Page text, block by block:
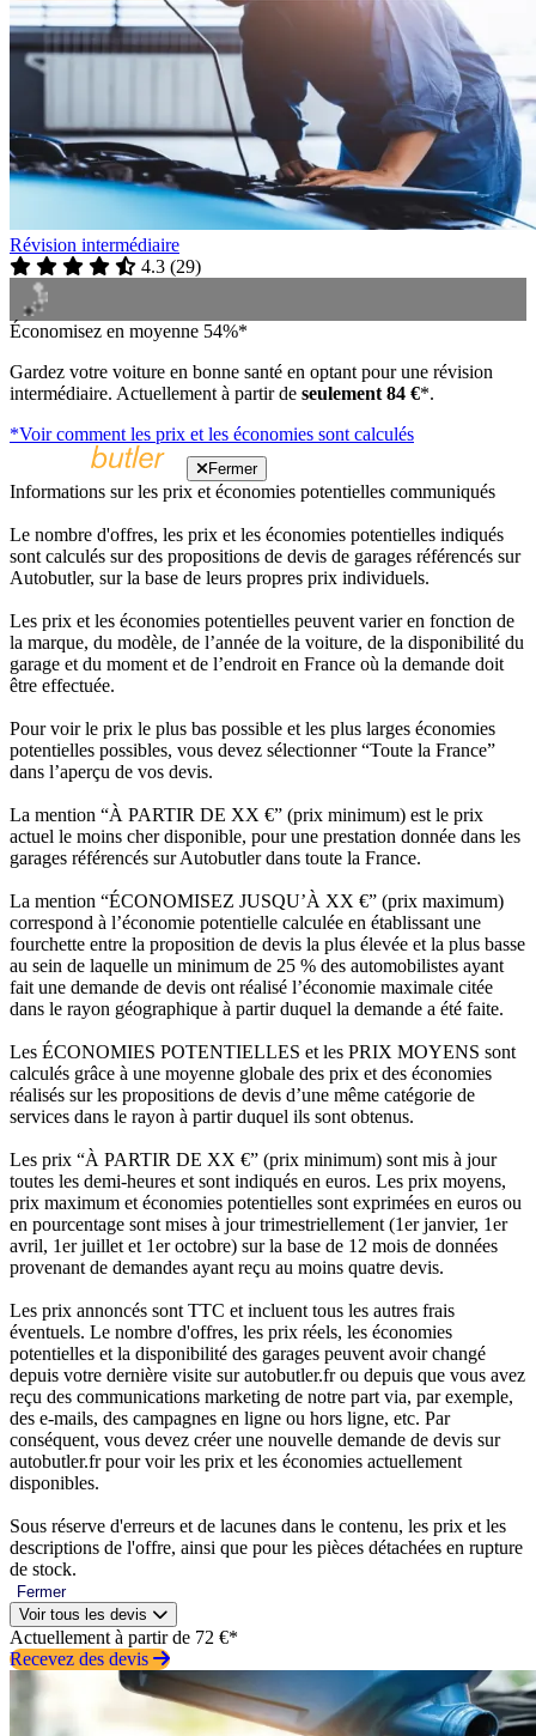
Révision intermédiaire
4.3 (29)
Économisez en moyenne 54%*
Gardez votre voiture en bonne santé en optant pour une révision
intermédiaire. Actuellement à partir de seulement 84 €*.
*Voir comment les prix et les économies sont calculés
Fermer
Informations sur les prix et économies potentielles communiqués
Le nombre d'offres, les prix et les économies potentielles indiqués
sont calculés sur des propositions de devis de garages référencés sur
Autobutler, sur la base de leurs propres prix individuels.
Les prix et les économies potentielles peuvent varier en fonction de
la marque, du modèle, de l’année de la voiture, de la disponibilité du
garage et du moment et de l’endroit en France où la demande doit
être effectuée.
Pour voir le prix le plus bas possible et les plus larges économies
potentielles possibles, vous devez sélectionner “Toute la France”
dans l’aperçu de vos devis.
La mention “À PARTIR DE XX €” (prix minimum) est le prix
actuel le moins cher disponible, pour une prestation donnée dans les
garages référencés sur Autobutler dans toute la France.
La mention “ÉCONOMISEZ JUSQU’À XX €” (prix maximum)
correspond à l’économie potentielle calculée en établissant une
fourchette entre la proposition de devis la plus élevée et la plus basse
au sein de laquelle un minimum de 25 % des automobilistes ayant
fait une demande de devis ont réalisé l’économie maximale citée
dans le rayon géographique à partir duquel la demande a été faite.
Les ÉCONOMIES POTENTIELLES et les PRIX MOYENS sont
calculés grâce à une moyenne globale des prix et des économies
réalisés sur les propositions de devis d’une même catégorie de
services dans le rayon à partir duquel ils sont obtenus.
Les prix “À PARTIR DE XX €” (prix minimum) sont mis à jour
toutes les demi-heures et sont indiqués en euros. Les prix moyens,
prix maximum et économies potentielles sont exprimées en euros ou
en pourcentage sont mises à jour trimestriellement (1er janvier, 1er
avril, 1er juillet et 1er octobre) sur la base de 12 mois de données
provenant de demandes ayant reçu au moins quatre devis.
Les prix annoncés sont TTC et incluent tous les autres frais
éventuels. Le nombre d'offres, les prix réels, les économies
potentielles et la disponibilité des garages peuvent avoir changé
depuis votre dernière visite sur autobutler.fr ou depuis que vous avez
reçu des communications marketing de notre part via, par exemple,
des e-mails, des campagnes en ligne ou hors ligne, etc. Par
conséquent, vous devez créer une nouvelle demande de devis sur
autobutler.fr pour voir les prix et les économies actuellement
disponibles.
Sous réserve d'erreurs et de lacunes dans le contenu, les prix et les
descriptions de l'offre, ainsi que pour les pièces détachées en rupture
de stock.
Fermer
Voir tous les devis
Actuellement à partir de 72 €*
Recevez des devis